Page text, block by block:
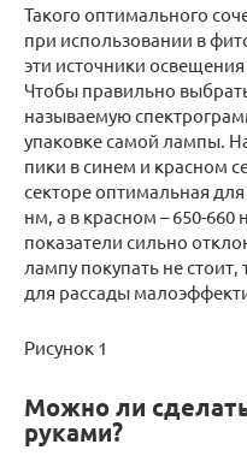
Такого оптимального
при использовании в
эти источники
Чтобы правильно
называемую
упаковке самой лампы.
пики в синем и красном
секторе оптимальная
нм, а в красном – 650-
показатели сильно
лампу покупать не
для рассады
Рисунок 1
Можно ли
руками?